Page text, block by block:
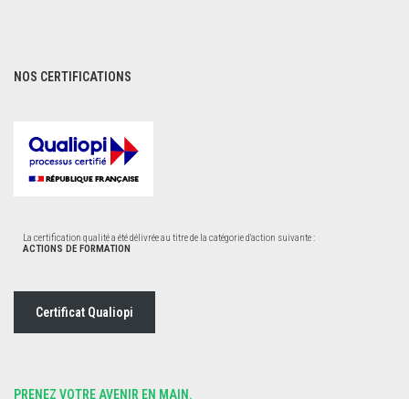
NOS CERTIFICATIONS
La certification qualité a été délivrée au titre de la catégorie d'action suivante :
ACTIONS DE FORMATION
Certificat Qualiopi
PRENEZ VOTRE AVENIR EN MAIN.